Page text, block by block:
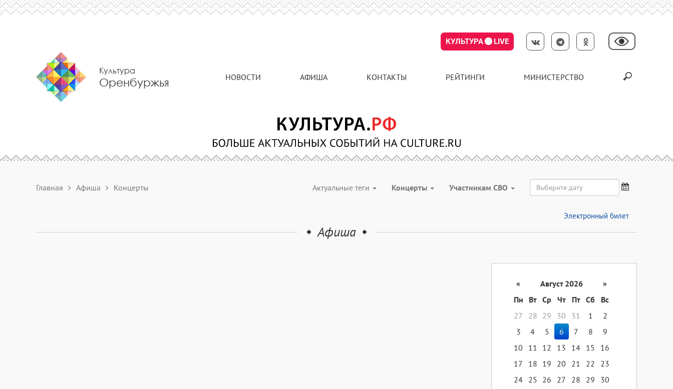
КУЛЬТУРА LIVE
Культура
Оренбуржья НОВОСТИ АФИША КОНТАКТЫ РЕЙТИНГИ МИНИСТЕРСТВО
Главная Афиша Концерты Актуальные теги Концерты Участникам СВО
Электронный билет
Афиша
« Август 2026
»
Пн
Вт Ср Чт Пт Сб
Вс
27
28 29 30 31 1
2
3
4 5 6 7 8
9
10
11 12 13 14 15
16
17
18 19 20 21 22
23
24 25 26 27 28 29
30